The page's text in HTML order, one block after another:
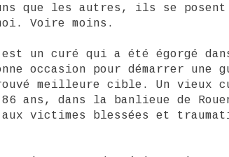
que les autres, ils se posent
Voire moins.
un curé qui a été égorgé
occasion pour démarrer une
meilleure cible. Un vieux
86 ans, dans la banlieue de
victimes blessées et